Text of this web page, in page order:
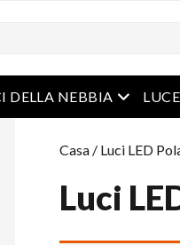
DELLA NEBBIA Menu
Casa / Luci LED
Luci